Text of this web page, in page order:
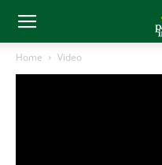
Home Video